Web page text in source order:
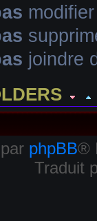
joindre
Sujet lu fermé dans
Sujet
phpBB®
Traduit